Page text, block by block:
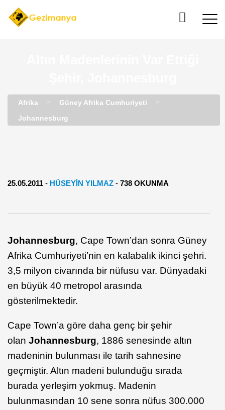
Afrika
Güney Afrika Cumhuriyeti
Johannesburg
25.05.2011 - HÜSEYİN YILMAZ - 738 OKUNMA
Johannesburg, Cape Town’dan sonra Güney
Afrika Cumhuriyeti’nin en kalabalık ikinci şehri.
3,5 milyon civarında bir nüfusu var. Dünyadaki
en büyük 40 metropol arasında
gösterilmektedir.
Cape Town’a göre daha genç bir şehir
olan Johannesburg, 1886 senesinde altın
madeninin bulunması ile tarih sahnesine
geçmiştir. Altın madeni bulunduğu sırada
burada yerleşim yokmuş. Madenin
bulunmasından 10 sene sonra nüfus 300.000